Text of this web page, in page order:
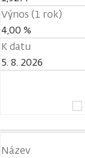
Výnos (1 rok)
4,00 %
K datu
5. 8. 2026
Název